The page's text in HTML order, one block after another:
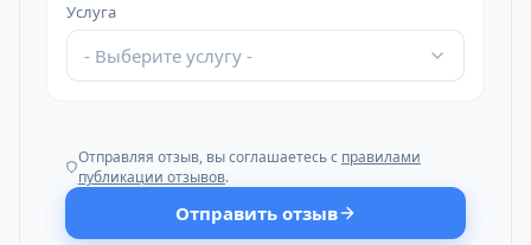
Услуга
- Выберите услугу -
Отправляя отзыв, вы соглашаетесь с правилами
публикации отзывов.
Отправить отзыв